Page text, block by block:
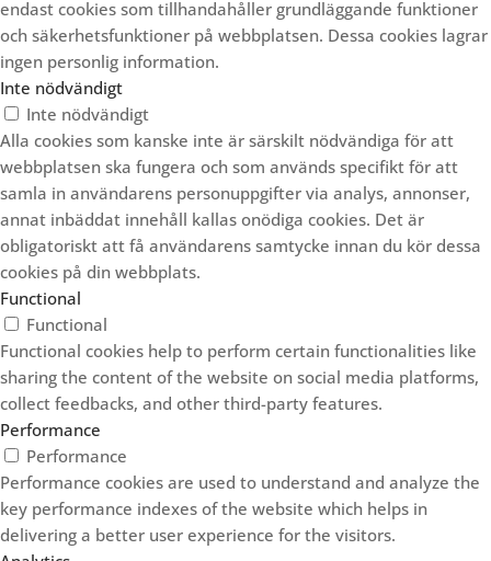
endast cookies som tillhandahåller grundläggande funktioner
och säkerhetsfunktioner på webbplatsen. Dessa cookies lagrar
ingen personlig information.
Inte nödvändigt
Inte nödvändigt
Alla cookies som kanske inte är särskilt nödvändiga för att
webbplatsen ska fungera och som används specifikt för att
samla in användarens personuppgifter via analys, annonser,
annat inbäddat innehåll kallas onödiga cookies. Det är
obligatoriskt att få användarens samtycke innan du kör dessa
cookies på din webbplats.
Functional
Functional
Functional cookies help to perform certain functionalities like
sharing the content of the website on social media platforms,
collect feedbacks, and other third-party features.
Performance
Performance
Performance cookies are used to understand and analyze the
key performance indexes of the website which helps in
delivering a better user experience for the visitors.